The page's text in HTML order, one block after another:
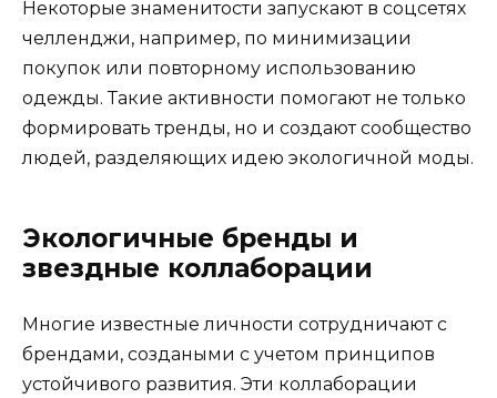
Некоторые знаменитости запускают в соцсетях
челленджи, например, по минимизации
покупок или повторному использованию
одежды. Такие активности помогают не только
формировать тренды, но и создают сообщество
людей, разделяющих идею экологичной моды.
Экологичные бренды и
звездные коллаборации
Многие известные личности сотрудничают с
брендами, создаными с учетом принципов
устойчивого развития. Эти коллаборации